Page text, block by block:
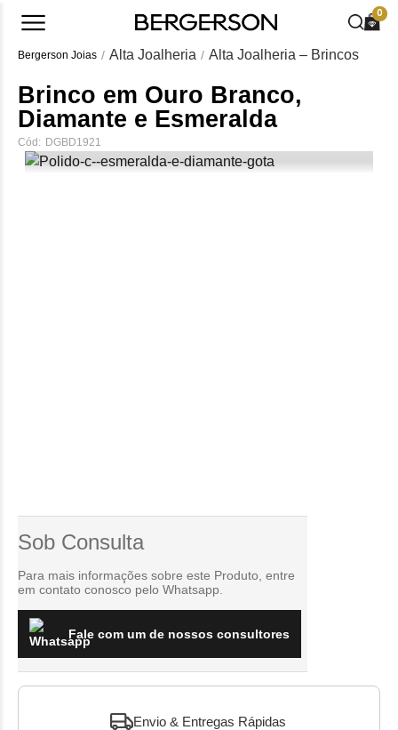
0
Bergerson Joias Alta Joalheria Alta Joalheria – Brincos
Brinco em Ouro Branco,
Diamante e Esmeralda
Cód: DGBD1921
Sob Consulta
Para mais informações sobre este Produto, entre
em contato conosco pelo Whatsapp.
Fale com um de nossos consultores
Envio & Entregas Rápidas